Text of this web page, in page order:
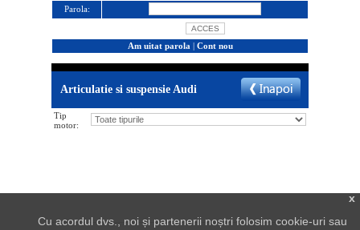
Parola:
Am uitat parola | Cont nou
Articulatie si suspensie Audi
Tip
motor:
x
Cu acordul dvs., noi și partenerii noștri folosim cookie-uri sau